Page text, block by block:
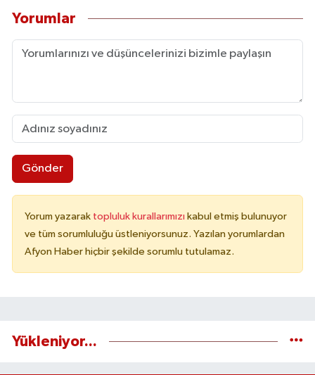
Yorumlar
Gönder
Yorum yazarak topluluk kurallarımızı kabul etmiş bulunuyor
ve tüm sorumluluğu üstleniyorsunuz. Yazılan yorumlardan
Afyon Haber hiçbir şekilde sorumlu tutulamaz.
Yükleniyor...